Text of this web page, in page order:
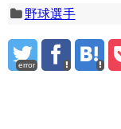
野球選手
error